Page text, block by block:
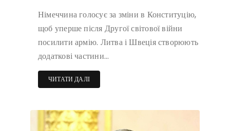
Німеччина голосує за зміни в Конституцію,
щоб уперше після Другої світової війни
посилити армію. Литва і Швеція створюють
додаткові частини…
ЧИТАТИ ДАЛІ